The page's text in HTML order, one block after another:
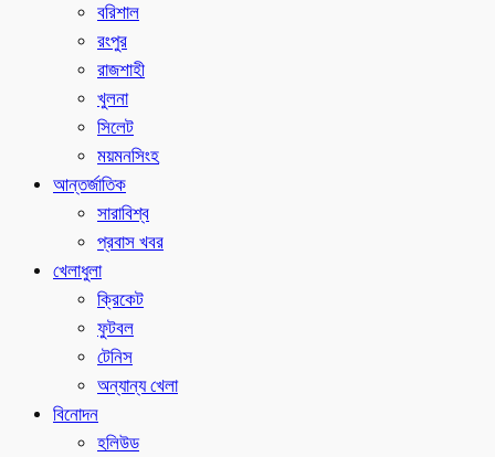
বরিশাল
রংপুর
রাজশাহী
খুলনা
সিলেট
ময়মনসিংহ
আন্তর্জাতিক
সারাবিশ্ব
প্রবাস খবর
খেলাধুলা
ক্রিকেট
ফুটবল
টেনিস
অন্যান্য খেলা
বিনোদন
হলিউড